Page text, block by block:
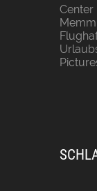
Center